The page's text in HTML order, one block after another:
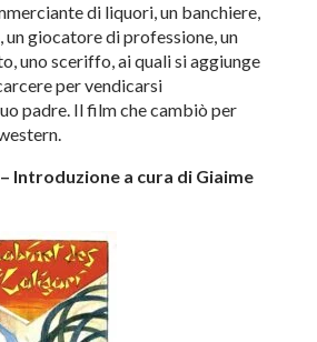
di liquori, un banchiere,
un giocatore di professione, un
uno sceriffo, ai quali si aggiunge
per vendicarsi
padre. Il film che cambiò per
Introduzione a cura di Giaime